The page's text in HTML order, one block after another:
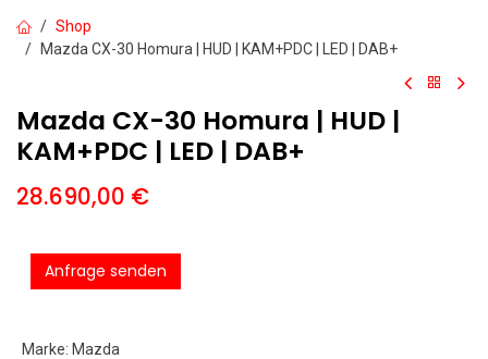
Shop
Mazda CX-30 Homura | HUD | KAM+PDC | LED | DAB+
Mazda CX-30 Homura | HUD |
KAM+PDC | LED | DAB+
28.690,00 €
Anfrage senden
Marke: Mazda